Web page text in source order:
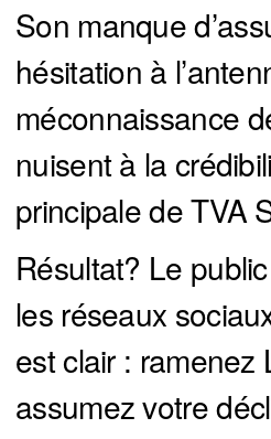
Son manque
hésitation à
méconnaissance
nuisent à la
principale de TVA
Résultat? Le
les réseaux
est clair : ramenez
assumez votre